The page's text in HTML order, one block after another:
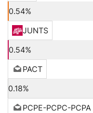
0.54%
JUNTS
0.54%
PACT
0.18%
PCPE-PCPC-PCPA